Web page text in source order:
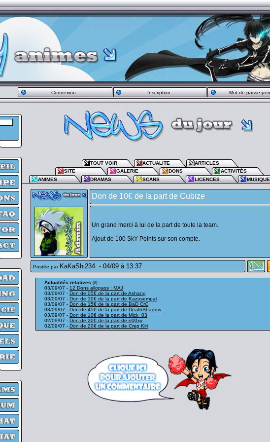
Connexion Inscription Mot de passe
TOUT VOIR ACTUALITE
ARTICLES
SITE
GALERIE DONS
ACTIVITÉS
ANIMES
DRAMAS SCANS LICENCES
Don de 10€ de la part de Cubize
Un grand merci à lui de la part de toute la team.
Ajout de 100 SkY-Points sur son compte.
Postée par KaKaShi234 - 04/09 à 13:37
Actualités relatives (8) :
03/09/07 - 12 Dons allopass : MAJ
03/09/07 - Don de 05€ de la part de Ashang
03/09/07 - Don de 10€ de la part de Kazusempai
03/09/07 - Don de 15€ de la part de BaD CrC
03/09/07 - Don de 45€ de la part de DeathShadow
03/09/07 - Don de 10€ de la part de Mick_03
02/09/07 - Don de 20€ de la part de n00xy
02/09/07 - Don de 20€ de la part de Crep Kiri